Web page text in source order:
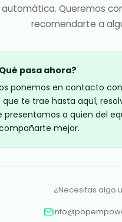
automática. Queremos
recomendarte a
pasa ahora?
ponemos en contacto
que te trae hasta aquí,
presentamos a quien del
mejor.
¿Necesitas algo